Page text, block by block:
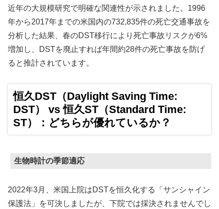
近年の大規模研究で明確な関連性が示されました。1996
年から2017年までの米国内の732,835件の死亡交通事故を
分析した結果、春のDST移行により死亡事故リスクが6%
増加し、DSTを廃止すれば年間約28件の死亡事故を防げ
ると推計されています。
恒久DST（Daylight Saving Time:
DST） vs 恒久ST（Standard Time:
ST）：どちらが優れているか？
生物時計の季節適応
2022年3月、米国上院はDSTを恒久化する「サンシャイン
保護法」を可決しましたが、下院では採決されませんでし